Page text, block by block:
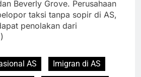
Beverly Grove. Perusahaan
taksi tanpa sopir di AS,
penolakan dari
AS
Imigran di AS